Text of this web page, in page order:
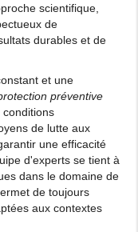
scientifique,
de
durables et de
et une
préventive
de lutte aux
une efficacité
d'experts se tient à
dans le domaine de
de toujours
aux contextes